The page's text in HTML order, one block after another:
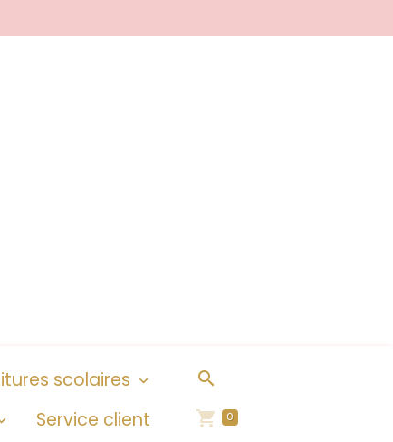
scolaires
Service client
0